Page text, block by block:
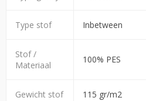
Type stof Inbetween
Stof /
Materiaal
100% PES
Gewicht stof 115 gr/m2